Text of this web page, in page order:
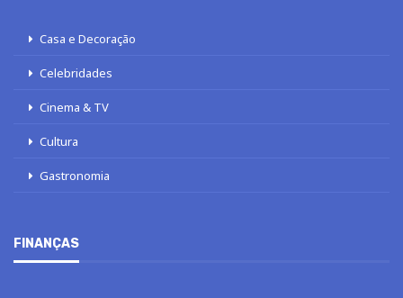
Casa e Decoração
Celebridades
Cinema & TV
Cultura
Gastronomia
FINANÇAS